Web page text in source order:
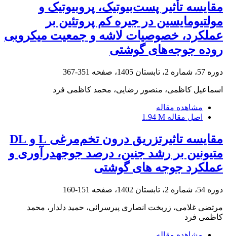
مقایسه تأثیر پست‌بیوتیک، پروبیوتیک و
مولتیومایسین در جیره کم پروتئین بر
عملکرد، خصوصیات لاشه و جمعیت میکروبی
روده جوجه‌های گوشتی
دوره 57، شماره 2، تابستان 1405، صفحه 351-367
اسماعیل کاظمی، منصور رضایی، محمد کاظمی فرد
مشاهده مقاله
اصل مقاله 1.94 M
مقایسه تاثیرتزریق درون تخم‌مرغی L و DL
متیونین بر رشد جنین، درصد جوجهدرآوری و
عملکرد جوجه های گوشتی
دوره 54، شماره 2، تابستان 1402، صفحه 151-160
مرتضی غلامی، زربخت انصاری پیرسرائی، حمید دلدار، محمد
کاظمی فرد